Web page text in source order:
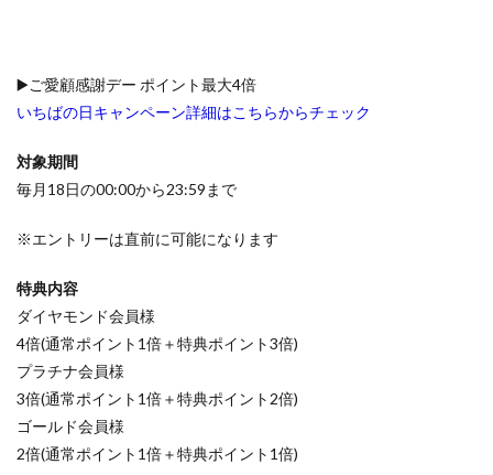
▶️ご愛顧感謝デー ポイント最大4倍
いちばの日キャンペーン詳細はこちらからチェック
対象期間
毎月18日の00:00から23:59まで
※エントリーは直前に可能になります
特典内容
ダイヤモンド会員様
4倍(通常ポイント1倍＋特典ポイント3倍)
プラチナ会員様
3倍(通常ポイント1倍＋特典ポイント2倍)
ゴールド会員様
2倍(通常ポイント1倍＋特典ポイント1倍)